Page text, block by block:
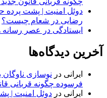
دوئل امنیت | پشت پرده
رضایی در شعام چیست؟
ایستادگی در عصر رسانه
آخرین دیدگاه‌ها
ایرانی در نوسازی
فرسوده چگونه قربانی
ایرانی در دوئل امنیت |